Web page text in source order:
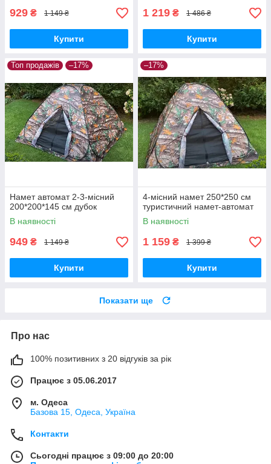
929 ₴ 1 149 ₴
Купити
1 219 ₴ 1 486 ₴
Купити
Топ продажів –17%
Намет автомат 2-3-місний
200*200*145 см дубок
В наявності
949 ₴ 1 149 ₴
Купити
–17%
4-місний намет 250*250 см
туристичний намет-автомат
В наявності
1 159 ₴ 1 399 ₴
Купити
Показати ще
Про нас
100% позитивних з 20 відгуків за рік
Працює з 05.06.2017
м. Одеса
Базова 15, Одеса, Україна
Контакти
Сьогодні працює з 09:00 до 20:00